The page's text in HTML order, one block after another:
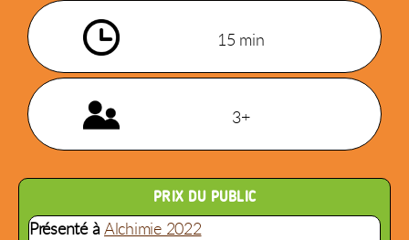
15 min
3+
PRIX DU PUBLIC
Présenté àAlchimie 2022